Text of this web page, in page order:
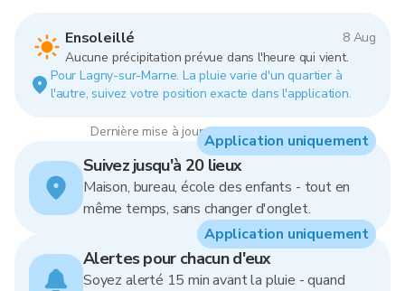
Ensoleillé
8 Aug
Aucune précipitation prévue dans l'heure qui vient.
Pour Lagny-sur-Marne. La pluie varie d'un quartier à
l'autre, suivez votre position exacte dans l'application.
Dernière mise à jour : 13:00, 8 Aug 2026
Suivez jusqu'à 20 lieux
Maison, bureau, école des enfants - tout en
même temps, sans changer d'onglet.
Application uniquement
Alertes pour chacun d'eux
Soyez alerté 15 min avant la pluie - quand
Application uniquement